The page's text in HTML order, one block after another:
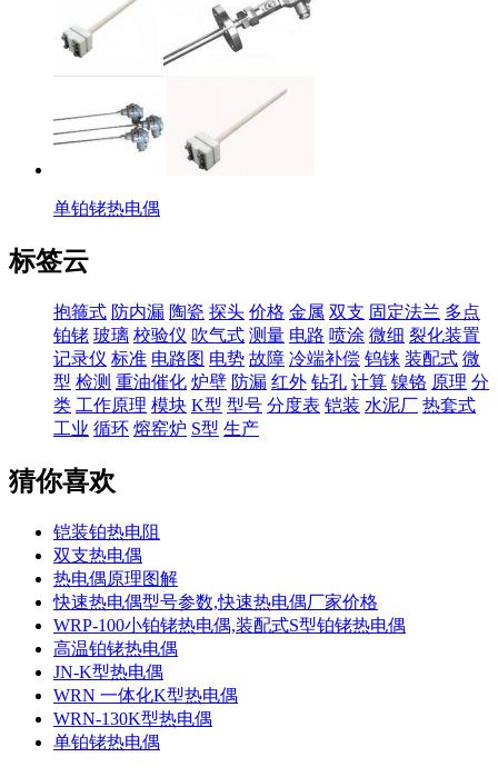
单铂铑热电偶
标签云
抱箍式 防内漏 陶瓷 探头 价格 金属 双支 固定法兰 多点
铂铑 玻璃 校验仪 吹气式 测量 电路 喷涂 微细 裂化装置
记录仪 标准 电路图 电势 故障 冷端补偿 钨铼 装配式 微
型 检测 重油催化 炉壁 防漏 红外 钻孔 计算 镍铬 原理 分
类 工作原理 模块 K型 型号 分度表 铠装 水泥厂 热套式
工业 循环 熔窑炉 S型 生产
猜你喜欢
铠装铂热电阻
双支热电偶
热电偶原理图解
快速热电偶型号参数,快速热电偶厂家价格
WRP-100小铂铑热电偶,装配式S型铂铑热电偶
高温铂铑热电偶
JN-K型热电偶
WRN 一体化K型热电偶
WRN-130K型热电偶
单铂铑热电偶